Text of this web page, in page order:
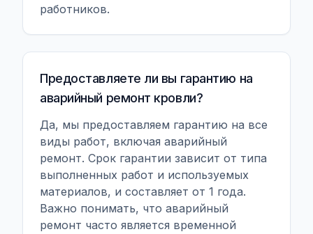
работников.
Предоставляете ли вы гарантию на
аварийный ремонт кровли?
Да, мы предоставляем гарантию на все
виды работ, включая аварийный
ремонт. Срок гарантии зависит от типа
выполненных работ и используемых
материалов, и составляет от 1 года.
Важно понимать, что аварийный
ремонт часто является временной